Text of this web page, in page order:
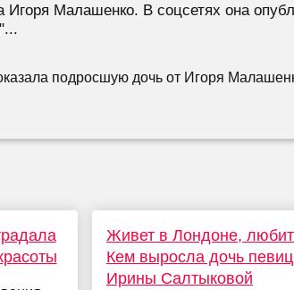
Малашенко. В соцсетях она
Живет в Лондоне, любит
Кем выросла дочь
Ирины Салтыковой